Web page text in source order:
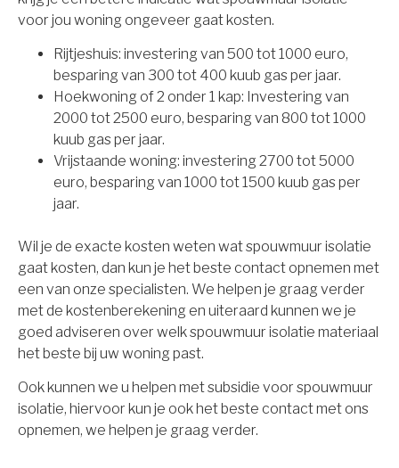
voor jou woning ongeveer gaat kosten.
Rijtjeshuis: investering van 500 tot 1000 euro,
besparing van 300 tot 400 kuub gas per jaar.
Hoekwoning of 2 onder 1 kap: Investering van
2000 tot 2500 euro, besparing van 800 tot 1000
kuub gas per jaar.
Vrijstaande woning: investering 2700 tot 5000
euro, besparing van 1000 tot 1500 kuub gas per
jaar.
Wil je de exacte kosten weten wat spouwmuur isolatie
gaat kosten, dan kun je het beste contact opnemen met
een van onze specialisten. We helpen je graag verder
met de kostenberekening en uiteraard kunnen we je
goed adviseren over welk spouwmuur isolatie materiaal
het beste bij uw woning past.
Ook kunnen we u helpen met subsidie voor spouwmuur
isolatie, hiervoor kun je ook het beste contact met ons
opnemen, we helpen je graag verder.